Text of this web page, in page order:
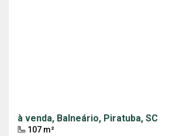
à venda, Balneário, Piratuba, SC
107 m²